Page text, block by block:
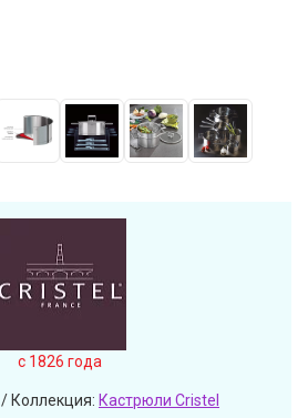
c 1826 года
/ Коллекция: Кастрюли Cristel